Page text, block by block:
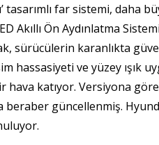
tasarımlı far sistemi, daha
Akıllı Ön Aydınlatma
sürücülerin karanlıkta
hassasiyeti ve yüzey ışık
hava katıyor. Versiyona
beraber güncellenmiş.